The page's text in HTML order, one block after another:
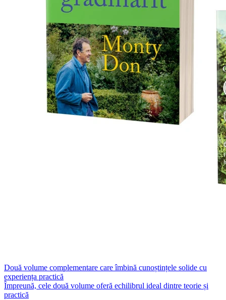
Două volume complementare care îmbină cunoștințele solide cu
experiența practică
Împreună, cele două volume oferă echilibrul ideal dintre teorie și
practică